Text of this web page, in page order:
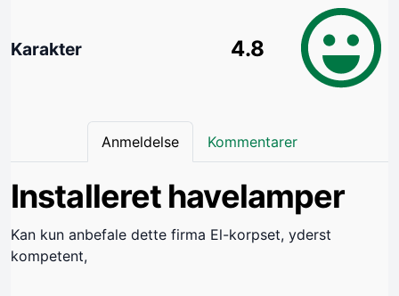
Karakter 4.8
Anmeldelse Kommentarer
Installeret havelamper
Kan kun anbefale dette firma El-korpset, yderst
kompetent,